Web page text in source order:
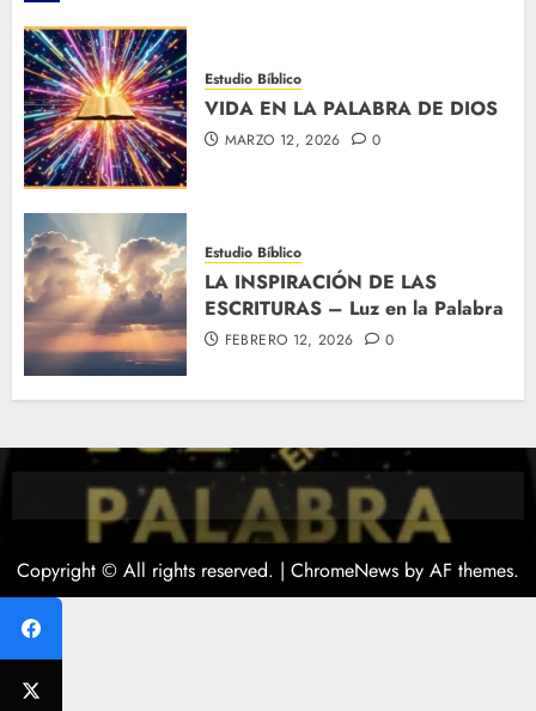
Estudio Bíblico
VIDA EN LA PALABRA DE DIOS
MARZO 12, 2026 0
Estudio Bíblico
LA INSPIRACIÓN DE LAS
ESCRITURAS – Luz en la Palabra
FEBRERO 12, 2026 0
Copyright © All rights reserved. | ChromeNews by AF themes.